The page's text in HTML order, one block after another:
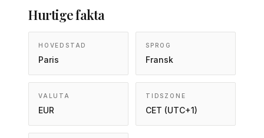
Hurtige fakta
HOVEDSTAD
Paris
SPROG
Fransk
VALUTA
EUR
TIDSZONE
CET (UTC+1)